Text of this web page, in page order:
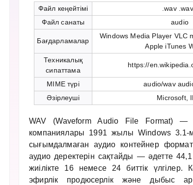
Файл кеңейтімі
.wav
Файл санаты
audio
Бағдарламалар
Windows Media Player VLC
Apple iTunes
Техникалық
сипаттама
https://
MIME түрі
audio/wav
Әзірлеуші
Microsoft,
WAV (Waveform Audio File Format) —
компаниялары 1991 жылы Windows 3.1-
сығымдалмаған аудио контейнер
аудио деректерін сақтайды — әдетте
жиілікте 16 немесе 24 биттік үлгілер.
эфирлік продюсерлік және дыбыс